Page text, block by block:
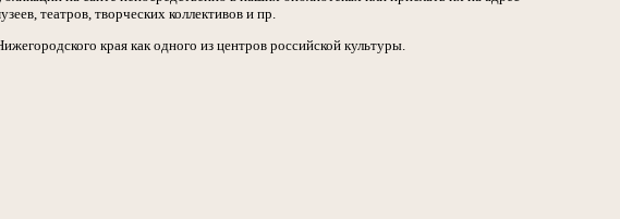
театров, творческих коллективов и пр.
края как одного из центров российской культуры.